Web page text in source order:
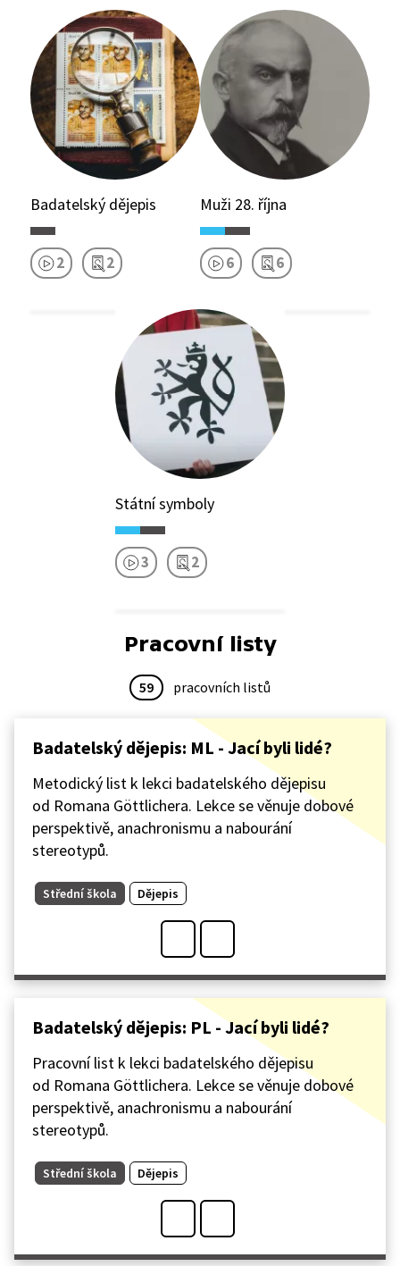
Badatelský dějepis
2 2
Muži 28. října
6 6
Státní symboly
3 2
Pracovní listy
59 pracovních listů
Badatelský dějepis: ML - Jací byli lidé?
Metodický list k lekci badatelského dějepisu
od Romana Göttlichera. Lekce se věnuje dobové
perspektivě, anachronismu a nabourání
stereotypů.
Střední škola Dějepis
Badatelský dějepis: PL - Jací byli lidé?
Pracovní list k lekci badatelského dějepisu
od Romana Göttlichera. Lekce se věnuje dobové
perspektivě, anachronismu a nabourání
stereotypů.
Střední škola Dějepis